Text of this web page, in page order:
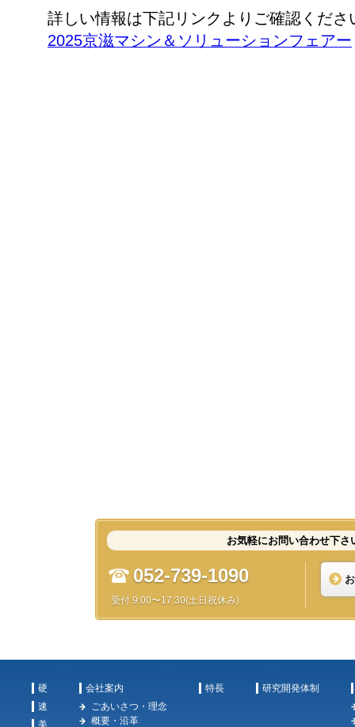
詳しい情報は下記リンクよりご確認くださ
2025京滋マシン＆ソリューションフェアー
お気軽にお問い合わせ下さ
052-739-1090
受付 9:00〜17:30(土日祝休み)
硬
速
美
会社案内
ごあいさつ・理念
概要・沿革
特長 研究開発体制